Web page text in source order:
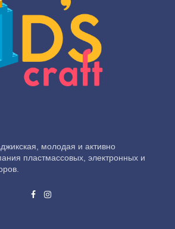
молодая и активно
пластмассовых, электронных и